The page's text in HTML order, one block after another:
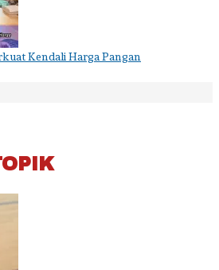
Kendali Harga Pangan